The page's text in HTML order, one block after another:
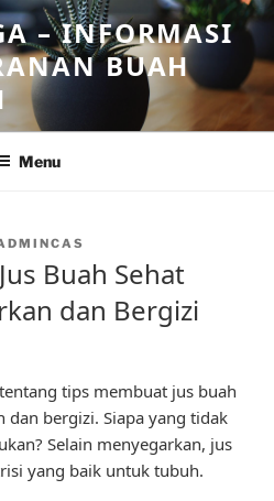
– INFORMASI
BUAH
Menu
Buah Sehat
dan Bergizi
tips membuat jus buah
dan bergizi. Siapa yang tidak
Selain menyegarkan, jus
yang baik untuk tubuh.